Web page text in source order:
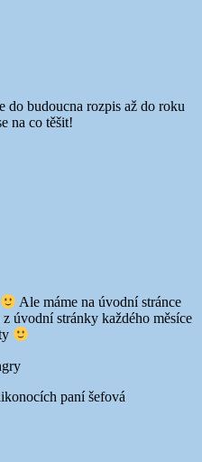
do budoucna rozpis až do roku
na co těšit!
Ale máme na úvodní stránce
úvodní stránky každého měsíce
paní šefová